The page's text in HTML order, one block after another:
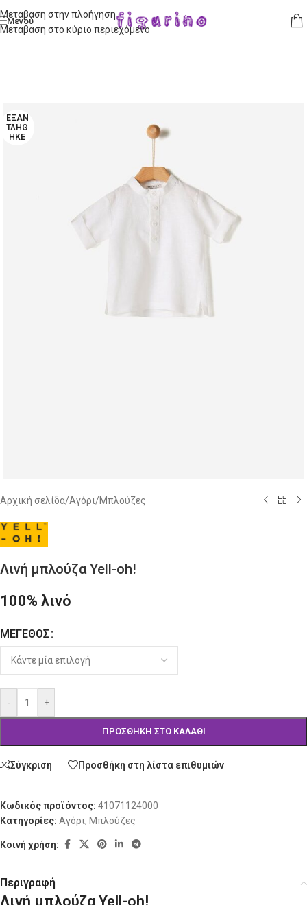
Μετάβαση στην πλοήγηση
Μετάβαση στο κύριο περιεχόμενο
Μενού
ΕΞΑΝ
ΤΛΉΘ
ΗΚΕ
Αρχική σελίδα/Αγόρι/Μπλούζες
Λινή μπλούζα Yell-oh!
100% λινό
ΜΈΓΕΘΟΣ
- +
ΠΡΟΣΘΉΚΗ ΣΤΟ ΚΑΛΆΘΙ
Alternative:
Σύγκριση Προσθήκη στη λίστα επιθυμιών
Κωδικός προϊόντος: 41071124000
Κατηγορίες: Αγόρι, Μπλούζες
Κοινή χρήση:
Περιγραφή
Λινή μπλούζα Yell-oh!